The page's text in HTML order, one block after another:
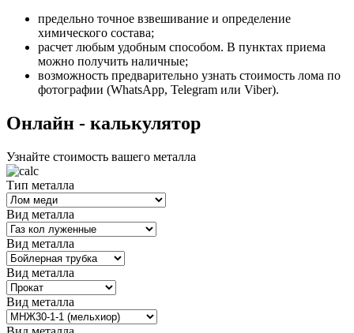
предельно точное взвешивание и определение
химического состава;
расчет любым удобным способом. В пунктах приема
можно получить наличные;
возможность предварительно узнать стоимость лома по
фотографии (WhatsApp, Telegram или Viber).
Oнлайн - калькулятор
Узнайте стоимость вашего металла
Тип металла
Вид металла
Вид металла
Вид металла
Вид металла